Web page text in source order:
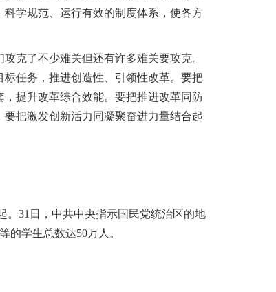
学规范、运行有效的制度体系，使各方
克了不少难关但还有许多难关要攻克。
任务，推进创造性、引领性改革。要把
提升改革综合效能。要把推进改革同防
把激发创新活力同凝聚奋进力量结合起
31日，中共中央指示国民党统治区的地
的学生总数达50万人。